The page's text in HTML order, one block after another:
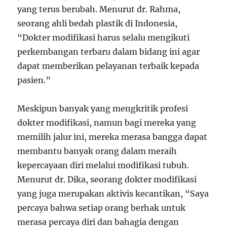
yang terus berubah. Menurut dr. Rahma,
seorang ahli bedah plastik di Indonesia,
“Dokter modifikasi harus selalu mengikuti
perkembangan terbaru dalam bidang ini agar
dapat memberikan pelayanan terbaik kepada
pasien.”
Meskipun banyak yang mengkritik profesi
dokter modifikasi, namun bagi mereka yang
memilih jalur ini, mereka merasa bangga dapat
membantu banyak orang dalam meraih
kepercayaan diri melalui modifikasi tubuh.
Menurut dr. Dika, seorang dokter modifikasi
yang juga merupakan aktivis kecantikan, “Saya
percaya bahwa setiap orang berhak untuk
merasa percaya diri dan bahagia dengan